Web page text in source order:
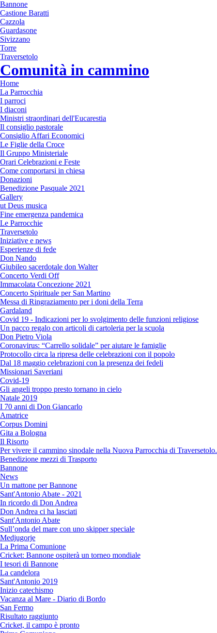
Bannone
Castione Baratti
Cazzola
Guardasone
Sivizzano
Torre
Traversetolo
Comunità in cammino
Home
La Parrocchia
I parroci
I diaconi
Ministri straordinari dell'Eucarestia
Il consiglio pastorale
Consiglio Affari Economici
Le Figlie della Croce
Il Gruppo Ministeriale
Orari Celebrazioni e Feste
Come comportarsi in chiesa
Donazioni
Benedizione Pasquale 2021
Gallery
ut Deus musica
Fine emergenza pandemica
Le Parrocchie
Traversetolo
Iniziative e news
Esperienze di fede
Don Nando
Giubileo sacerdotale don Walter
Concerto Verdi Off
Immacolata Concezione 2021
Concerto Spirituale per San Martino
Messa di Ringraziamento per i doni della Terra
Gardaland
Covid 19 - Indicazioni per lo svolgimento delle funzioni religiose
Un pacco regalo con articoli di cartoleria per la scuola
Don Pietro Viola
Coronavirus: “Carrello solidale” per aiutare le famiglie
Protocollo circa la ripresa delle celebrazioni con il popolo
Dal 18 maggio celebrazioni con la presenza dei fedeli
Missionari Saveriani
Covid-19
Gli angeli troppo presto tornano in cielo
Natale 2019
I 70 anni di Don Giancarlo
Amatrice
Corpus Domini
Gita a Bologna
Il Risorto
Per vivere il cammino sinodale nella Nuova Parrocchia di Traversetolo.
Benedizione mezzi di Trasporto
Bannone
News
Un mattone per Bannone
Sant'Antonio Abate - 2021
In ricordo di Don Andrea
Don Andrea ci ha lasciati
Sant'Antonio Abate
Sull’onda del mare con uno skipper speciale
Medjugorje
La Prima Comunione
Cricket: Bannone ospiterà un torneo mondiale
I tesori di Bannone
La candelora
Sant'Antonio 2019
Inizio catechismo
Vacanza al Mare - Diario di Bordo
San Fermo
Risultato raggiunto
Cricket, il campo è pronto